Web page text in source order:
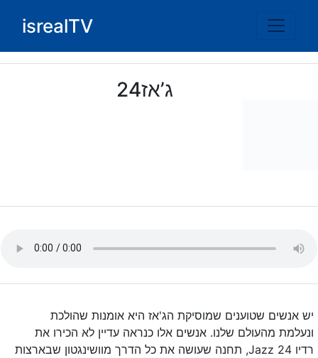
isrealTV
ג’אז24
יש אנשים שטוענים שמוסיקת הג'אז היא אומנות שהולכת
ונעלמת מהעולם שלנו. אנשים אלו כנראה עדיין לא הכירו את
רדיו Jazz 24, תחנה שעושה את כל הדרך מוושינגטון שבארצות